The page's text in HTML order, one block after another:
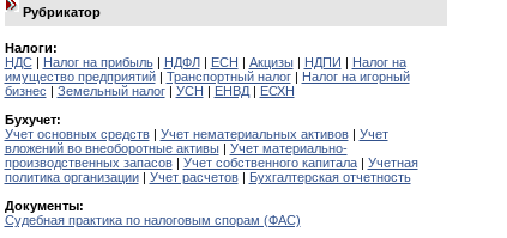
Рубрикатор
Налоги:
НДС| Налог на прибыль| НДФЛ| ЕСН | Акцизы| НДПИ | Налог на
имущество предприятий| Транспортный налог| Налог на игорный
бизнес | Земельный налог| УСН | ЕНВД| ЕСХН
Бухучет:
Учет основных средств| Учет нематериальных активов| Учет
вложений во внеоборотные активы| Учет материально-
производственных запасов| Учет собственного капитала| Учетная
политика организации| Учет расчетов| Бухгалтерская отчетность
Документы:
Судебная практика по налоговым спорам (ФАС)